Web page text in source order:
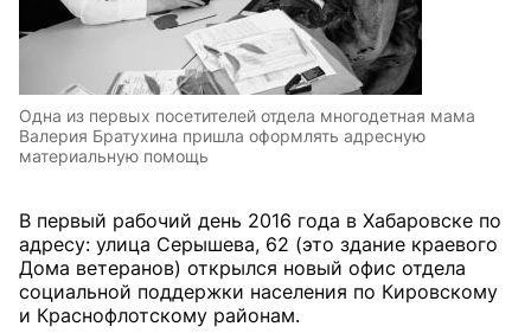
Одна из первых посетителей отдела многодетная мама
Валерия Братухина пришла оформлять адресную
материальную помощь
В первый рабочий день 2016 года в Хабаровске по
адресу: улица Серышева, 62 (это здание краевого
Дома ветеранов) открылся новый офис отдела
социальной поддержки населения по Кировскому
и Краснофлотскому районам.